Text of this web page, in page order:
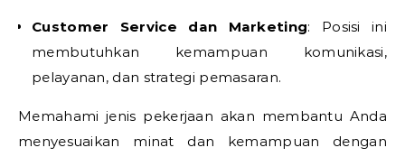
Customer Service dan Marketing: Posisi ini
membutuhkan kemampuan komunikasi,
pelayanan, dan strategi pemasaran.
Memahami jenis pekerjaan akan membantu Anda
menyesuaikan minat dan kemampuan dengan